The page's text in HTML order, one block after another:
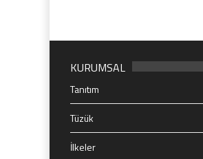
KURUMSAL
Tanıtım
Tüzük
İlkeler